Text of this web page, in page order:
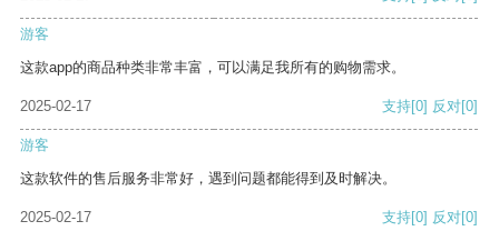
游客
这款app的商品种类非常丰富，可以满足我所有的购物需求。
2025-02-17 支持[0] 反对[0]
游客
这款软件的售后服务非常好，遇到问题都能得到及时解决。
2025-02-17 支持[0] 反对[0]